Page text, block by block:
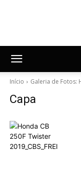
Início Galeria de Fotos:
Capa